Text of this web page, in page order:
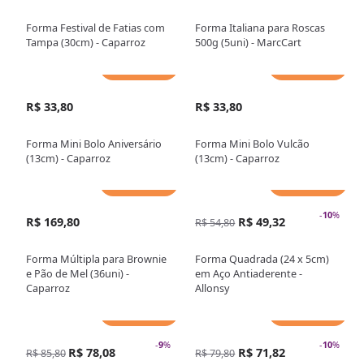
Forma Festival de Fatias com
Tampa (30cm) - Caparroz
Forma Italiana para Roscas
500g (5uni) - MarcCart
R$ 33,80
Forma Mini Bolo Aniversário
(13cm) - Caparroz
R$ 33,80
Forma Mini Bolo Vulcão
(13cm) - Caparroz
R$ 169,80
Forma Múltipla para Brownie
e Pão de Mel (36uni) -
Caparroz
-10%
R$ 54,80 R$ 49,32
Forma Quadrada (24 x 5cm)
em Aço Antiaderente -
Allonsy
-9%
R$ 85,80 R$ 78,08 -10%
R$ 79,80 R$ 71,82